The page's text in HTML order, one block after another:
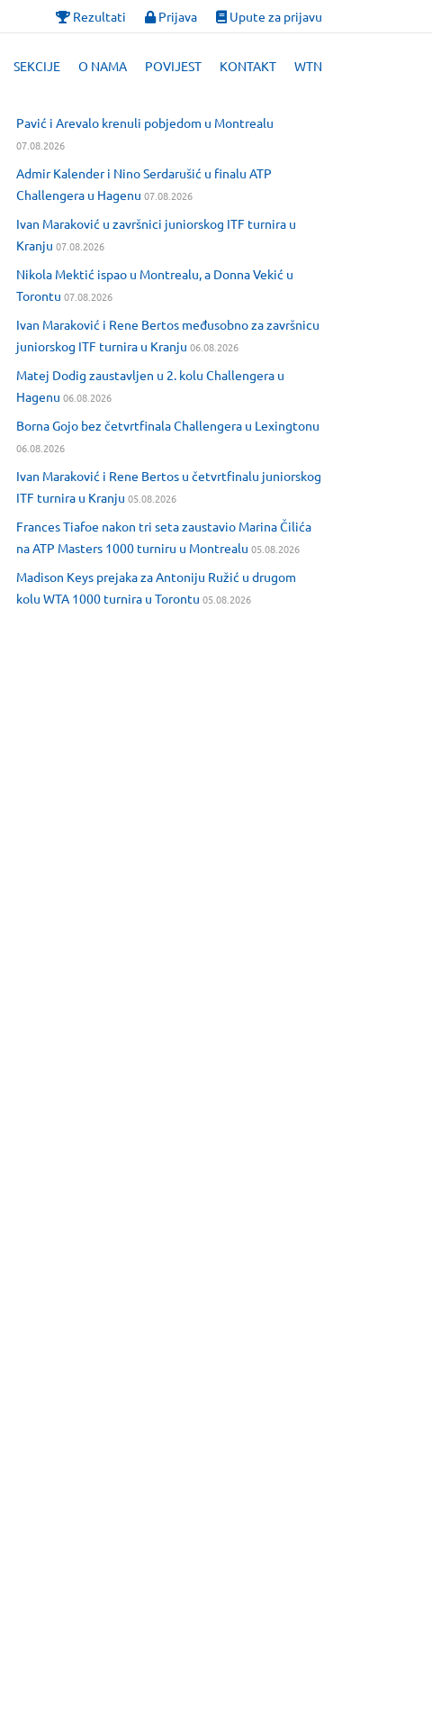
Rezultati Prijava Upute za prijavu
SEKCIJE O NAMA POVIJEST KONTAKT WTN
Pavić i Arevalo krenuli pobjedom u Montrealu
07.08.2026
Admir Kalender i Nino Serdarušić u finalu ATP
Challengera u Hagenu 07.08.2026
Ivan Maraković u završnici juniorskog ITF turnira u
Kranju 07.08.2026
Nikola Mektić ispao u Montrealu, a Donna Vekić u
Torontu 07.08.2026
Ivan Maraković i Rene Bertos međusobno za završnicu
juniorskog ITF turnira u Kranju 06.08.2026
Matej Dodig zaustavljen u 2. kolu Challengera u
Hagenu 06.08.2026
Borna Gojo bez četvrtfinala Challengera u Lexingtonu
06.08.2026
Ivan Maraković i Rene Bertos u četvrtfinalu juniorskog
ITF turnira u Kranju 05.08.2026
Frances Tiafoe nakon tri seta zaustavio Marina Čilića
na ATP Masters 1000 turniru u Montrealu 05.08.2026
Madison Keys prejaka za Antoniju Ružić u drugom
kolu WTA 1000 turnira u Torontu 05.08.2026